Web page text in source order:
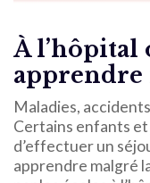
À l’hôpital
apprendre
Maladies,
Certains enfants
d’effectuer un
apprendre malgré